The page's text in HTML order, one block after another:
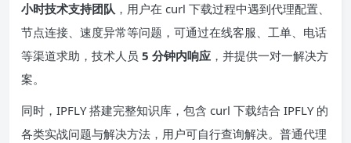
小时技术支持团队 ，用户在 curl 下载过程中遇到代理配置、
节点连接、速度异常等问题，可通过在线客服、工单、电话
等渠道求助，技术人员 5 分钟内响应 ，并提供一对一解决方
案。
同时，IPFLY 搭建完整知识库，包含 curl 下载结合 IPFLY 的
各类实战问题与解决方法，用户可自行查询解决。普通代理